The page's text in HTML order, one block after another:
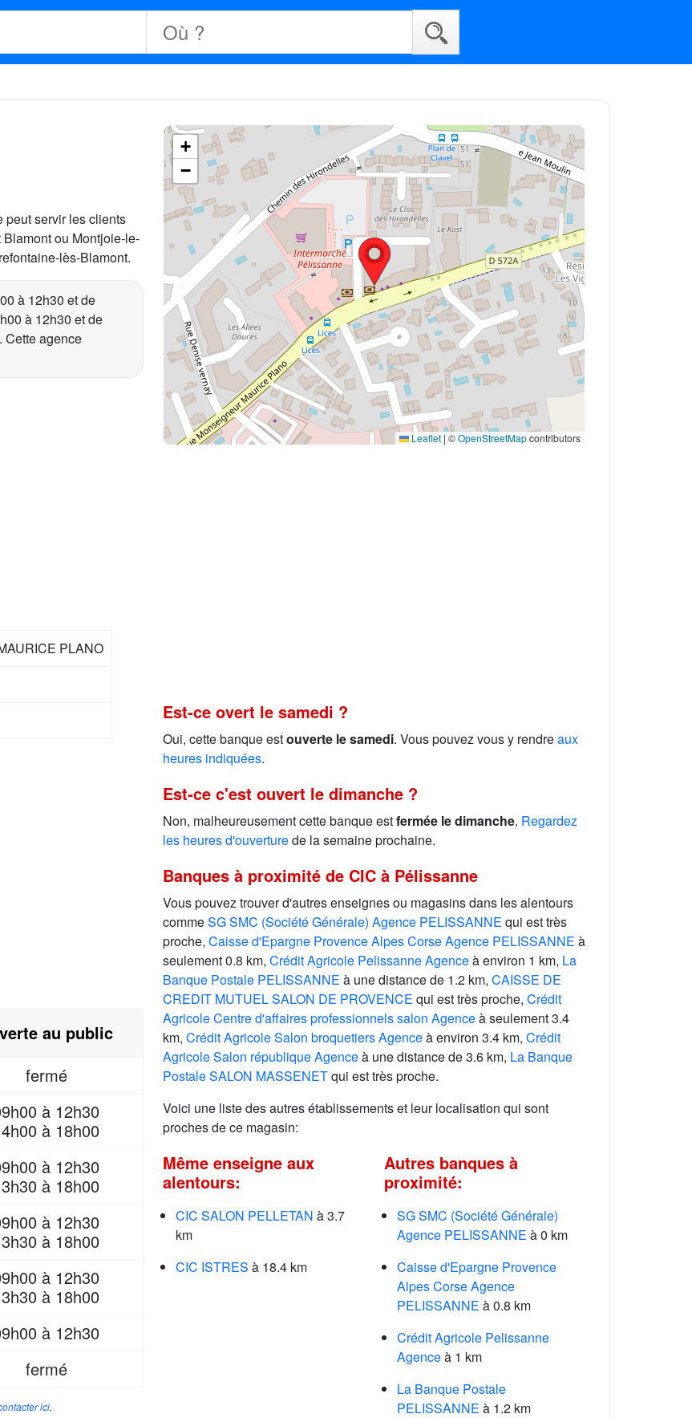
peut servir les clients
ou Montjoie-le-
lès-Blamont.
à 12h30 et de
à 12h30 et de
Cette agence
PLANO
au public
fermé
à 12h30
à 18h00
à 12h30
à 18h00
à 12h30
à 18h00
à 12h30
à 18h00
à 12h30
fermé
ici.
+
−
Leaflet | ©OpenStreetMapcontributors
Est-ce overt le samedi ?
Oui, cette banque estouverte le samedi. Vous pouvez vous y rendreaux
heures indiquées.
Est-ce c'est ouvert le dimanche ?
Non, malheureusement cette banque estfermée le dimanche. Regardez
les heures d'ouverturede la semaine prochaine.
Banques à proximité de CIC à Pélissanne
Vous pouvez trouver d'autres enseignes ou magasins dans les alentours
commeSG SMC (Société Générale) Agence PELISSANNE qui est très
proche, Caisse d'Epargne Provence Alpes Corse Agence PELISSANNE à
seulement 0.8 km, Crédit Agricole Pelissanne Agenceà environ 1 km, La
Banque Postale PELISSANNE à une distance de 1.2 km, CAISSE DE
CREDIT MUTUEL SALON DE PROVENCE qui est très proche, Crédit
Agricole Centre d'affaires professionnels salon Agenceà seulement 3.4
km, Crédit Agricole Salon broquetiers Agenceà environ 3.4 km, Crédit
Agricole Salon république Agenceà une distance de 3.6 km, La Banque
Postale SALON MASSENETqui est très proche.
Voici une liste des autres établissements et leur localisation qui sont
proches de ce magasin:
Même enseigne aux
alentours:
CIC SALON PELLETAN à 3.7
km
CIC ISTRES à 18.4 km
Autres banques à
proximité:
SG SMC (Société Générale)
Agence PELISSANNE à 0 km
Caisse d'Epargne Provence
Alpes Corse Agence
PELISSANNE à 0.8 km
Crédit Agricole Pelissanne
Agenceà 1 km
La Banque Postale
PELISSANNE à 1.2 km